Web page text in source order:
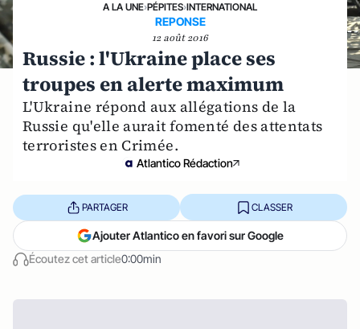
A LA UNE›PÉPITES›INTERNATIONAL
REPONSE
12 août 2016
Russie : l'Ukraine place ses
troupes en alerte maximum
L'Ukraine répond aux allégations de la
Russie qu'elle aurait fomenté des attentats
terroristes en Crimée.
Atlantico Rédaction
Écoutez cet article0:00min
PARTAGER CLASSER
Ajouter Atlantico en favori sur Google